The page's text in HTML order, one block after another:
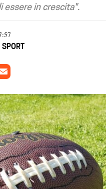
essere in crescita".
SPORT
a
i
l